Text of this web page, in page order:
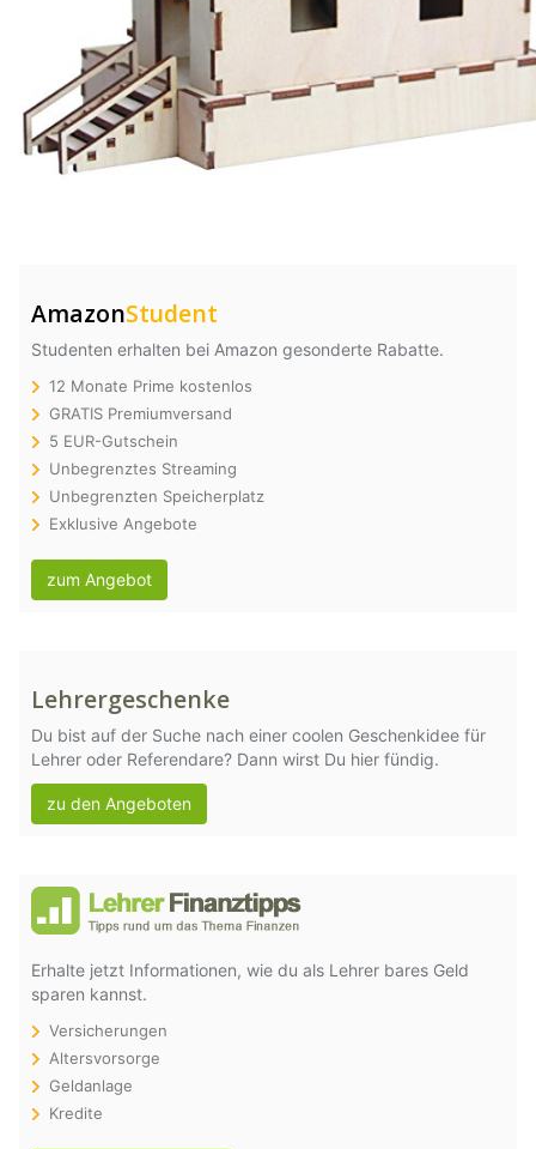
AmazonStudent
Studenten erhalten bei Amazon gesonderte Rabatte.
12 Monate Prime kostenlos
GRATIS Premiumversand
5 EUR-Gutschein
Unbegrenztes Streaming
Unbegrenzten Speicherplatz
Exklusive Angebote
zum Angebot
Lehrergeschenke
Du bist auf der Suche nach einer coolen Geschenkidee für
Lehrer oder Referendare? Dann wirst Du hier fündig.
zu den Angeboten
Erhalte jetzt Informationen, wie du als Lehrer bares Geld
sparen kannst.
Versicherungen
Altersvorsorge
Geldanlage
Kredite